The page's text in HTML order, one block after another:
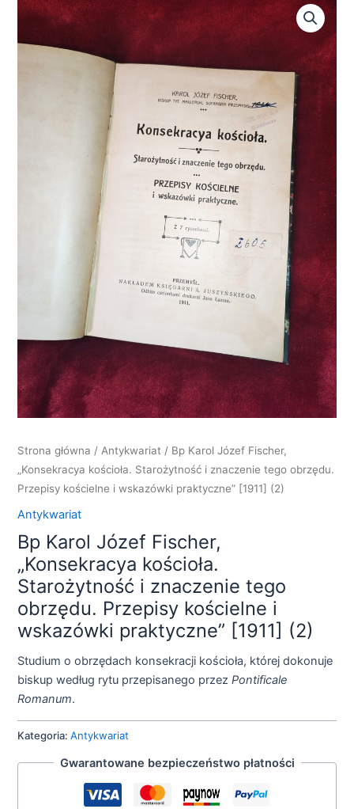
Strona główna / Antykwariat / Bp Karol Józef Fischer,
„Konsekracya kościoła. Starożytność i znaczenie tego obrzędu.
Przepisy kościelne i wskazówki praktyczne” [1911] (2)
Antykwariat
Bp Karol Józef Fischer,
„Konsekracya kościoła.
Starożytność i znaczenie tego
obrzędu. Przepisy kościelne i
wskazówki praktyczne” [1911] (2)
Studium o obrzędach konsekracji kościoła, której dokonuje
biskup według rytu przepisanego przezPontificale
Romanum.
Kategoria:Antykwariat
Gwarantowane bezpieczeństwo płatności